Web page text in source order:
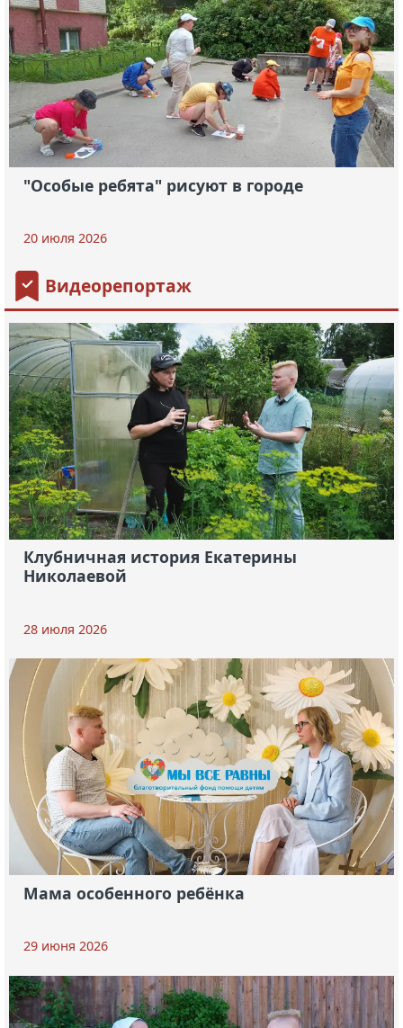
"Особые ребята" рисуют в городе
20 июля 2026
Видеорепортаж
Клубничная история Екатерины
Николаевой
28 июля 2026
Мама особенного ребёнка
29 июня 2026